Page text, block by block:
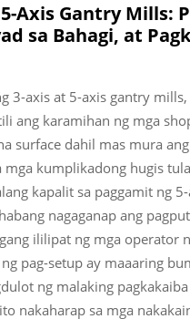
Axis Gantry Mills:
sa Bahagi, at
3-axis at 5-axis gantry
ang karamihan ng mga
surface dahil mas mura
mga kumplikadong hugis
kapalit sa paggamit ng
nagaganap ang
ililipat ng mga operator
pag-setup ay maaaring
ng malaking
nakaharap sa mga